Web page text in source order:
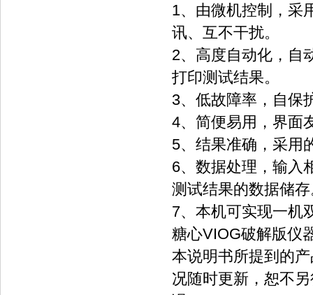
1、由微机控制，采
讯、互不干扰。
2、高度自动化，自
打印测试结果。
3、低故障率，自保
4、简便易用，界面
5、结果准确，采用
6、数据处理，输入
测试结果的数据储
7、本机可实现一机
糖心VIOG破解版仪
本说明书所提到的
况随时更新，恕不